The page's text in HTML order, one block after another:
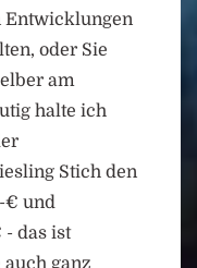
Entwicklungen
oder Sie
am
halte ich
Stich den
€ und
- das ist
ganz